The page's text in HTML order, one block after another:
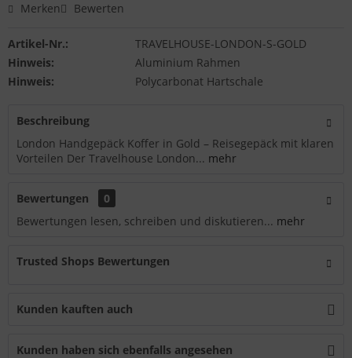
Merken Bewerten
Artikel-Nr.:
TRAVELHOUSE-LONDON-S-GOLD
Hinweis:
Aluminium Rahmen
Hinweis:
Polycarbonat Hartschale
Beschreibung
London Handgepäck Koffer in Gold – Reisegepäck mit klaren
Vorteilen Der Travelhouse London... mehr
Bewertungen
0
Bewertungen lesen, schreiben und diskutieren... mehr
Trusted Shops Bewertungen
Kunden kauften auch
Kunden haben sich ebenfalls angesehen